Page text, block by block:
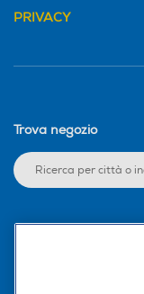
PRIVACY
Trova negozio